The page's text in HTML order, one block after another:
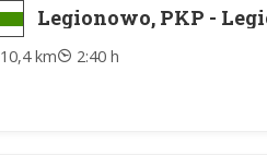
Legionowo, PKP -
10,4 km 2:40 h